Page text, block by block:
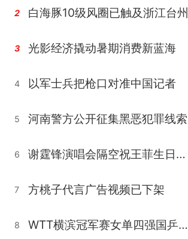
2 白海豚10级风圈已触及浙江台州
3 光影经济撬动暑期消费新蓝海
4 以军士兵把枪口对准中国记者
5 河南警方公开征集黑恶犯罪线索
6 谢霆锋演唱会隔空祝王菲生日快乐
7 方桃子代言广告视频已下架
8 WTT横滨冠军赛女单四强国乒占三席